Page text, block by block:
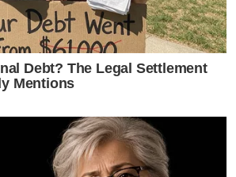
Debt? The Legal Settlement
Mentions